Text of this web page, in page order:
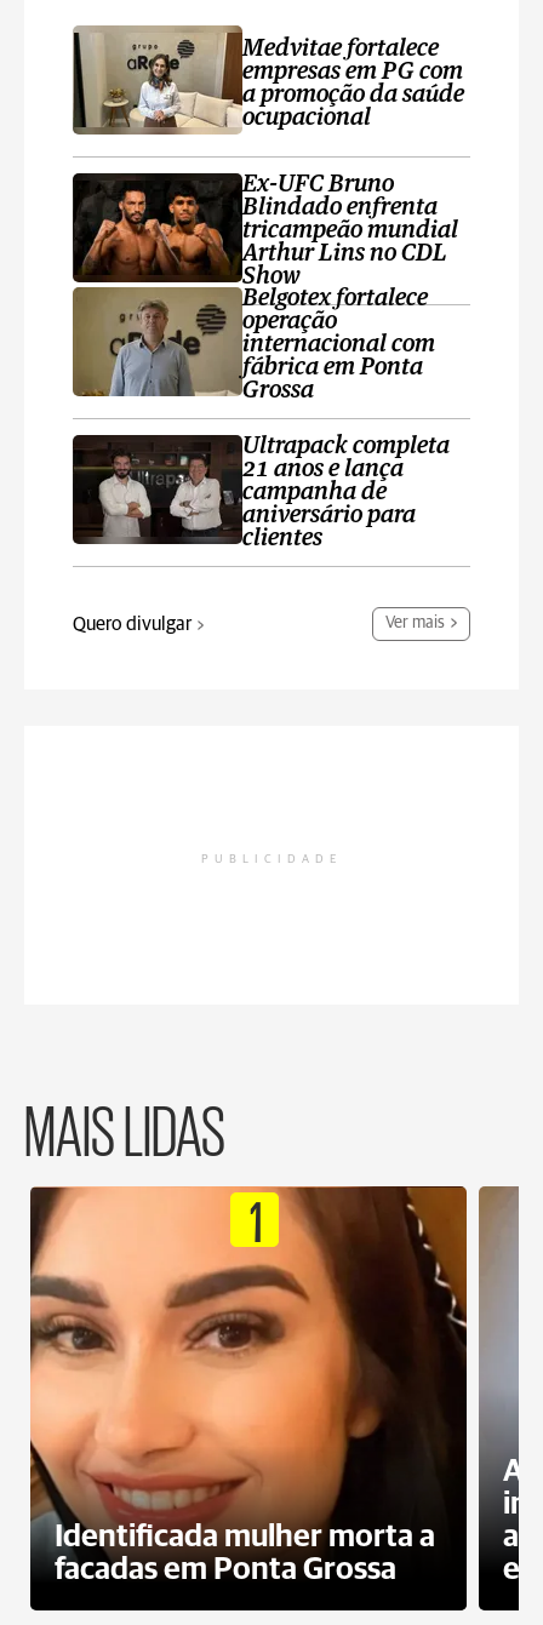
Medvitae fortalece
empresas em PG com
a promoção da saúde
ocupacional
Ex-UFC Bruno
Blindado enfrenta
tricampeão mundial
Arthur Lins no CDL
Show
Belgotex fortalece
operação
internacional com
fábrica em Ponta
Grossa
Ultrapack completa
21 anos e lança
campanha de
aniversário para
clientes
Quero divulgar Ver mais
PUBLICIDADE
MAIS LIDAS
1
Identificada mulher morta a
facadas em Ponta Grossa